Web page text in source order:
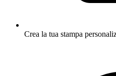
Crea la tua stampa